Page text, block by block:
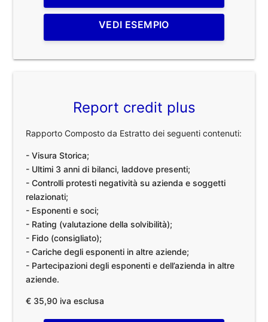
VEDI ESEMPIO
Report credit plus
Rapporto Composto da Estratto dei seguenti contenuti:
- Visura Storica;
- Ultimi 3 anni di bilanci, laddove presenti;
- Controlli protesti negatività su azienda e soggetti
relazionati;
- Esponenti e soci;
- Rating (valutazione della solvibilità);
- Fido (consigliato);
- Cariche degli esponenti in altre aziende;
- Partecipazioni degli esponenti e dell’azienda in altre
aziende.
€ 35,90 iva esclusa